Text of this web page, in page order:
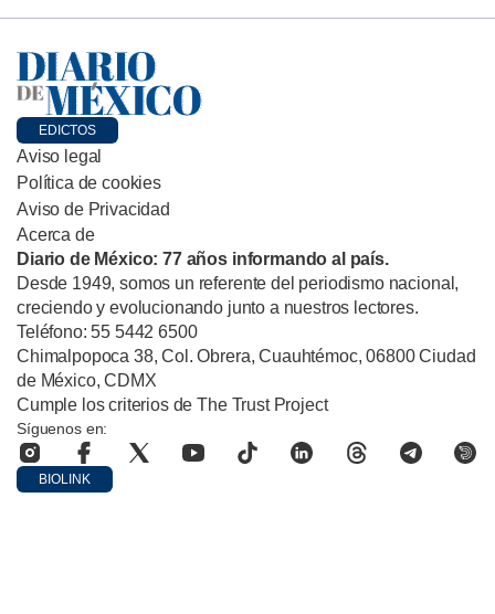
EDICTOS
Aviso legal
Política de cookies
Aviso de Privacidad
Acerca de
Diario de México: 77 años informando al país.
Desde 1949, somos un referente del periodismo nacional,
creciendo y evolucionando junto a nuestros lectores.
Teléfono: 55 5442 6500
Chimalpopoca 38, Col. Obrera, Cuauhtémoc, 06800 Ciudad
de México, CDMX
Cumple los criterios de The Trust Project
Síguenos en:
BIOLINK